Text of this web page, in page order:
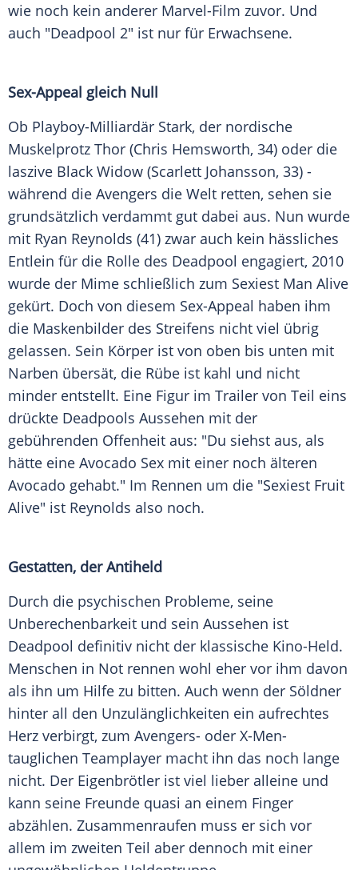
wie noch kein anderer Marvel-Film zuvor. Und
auch "Deadpool 2" ist nur für Erwachsene.
Sex-Appeal gleich Null
Ob Playboy-Milliardär Stark, der nordische
Muskelprotz Thor (Chris Hemsworth, 34) oder die
laszive Black Widow (Scarlett Johansson, 33) -
während die Avengers die Welt retten, sehen sie
grundsätzlich verdammt gut dabei aus. Nun wurde
mit Ryan Reynolds (41) zwar auch kein hässliches
Entlein für die Rolle des Deadpool engagiert, 2010
wurde der Mime schließlich zum Sexiest Man Alive
gekürt. Doch von diesem Sex-Appeal haben ihm
die Maskenbilder des Streifens nicht viel übrig
gelassen. Sein Körper ist von oben bis unten mit
Narben übersät, die Rübe ist kahl und nicht
minder entstellt. Eine Figur im Trailer von Teil eins
drückte Deadpools Aussehen mit der
gebührenden Offenheit aus: "Du siehst aus, als
hätte eine Avocado Sex mit einer noch älteren
Avocado gehabt." Im Rennen um die "Sexiest Fruit
Alive" ist Reynolds also noch.
Gestatten, der Antiheld
Durch die psychischen Probleme, seine
Unberechenbarkeit und sein Aussehen ist
Deadpool definitiv nicht der klassische Kino-Held.
Menschen in Not rennen wohl eher vor ihm davon
als ihn um Hilfe zu bitten. Auch wenn der Söldner
hinter all den Unzulänglichkeiten ein aufrechtes
Herz verbirgt, zum Avengers- oder X-Men-
tauglichen Teamplayer macht ihn das noch lange
nicht. Der Eigenbrötler ist viel lieber alleine und
kann seine Freunde quasi an einem Finger
abzählen. Zusammenraufen muss er sich vor
allem im zweiten Teil aber dennoch mit einer